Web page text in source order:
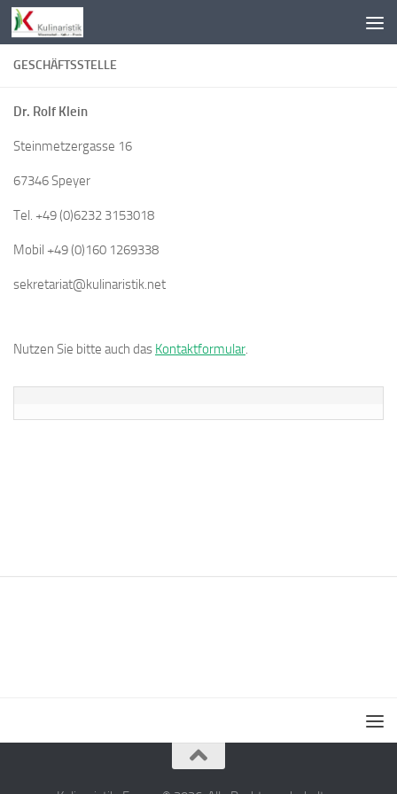
Zum Inhalt springen
GESCHÄFTSSTELLE
Dr. Rolf Klein
Steinmetzergasse 16
67346 Speyer
Tel. +49 (0)6232 3153018
Mobil +49 (0)160 1269338
sekretariat@kulinaristik.net
Nutzen Sie bitte auch das Kontaktformular.